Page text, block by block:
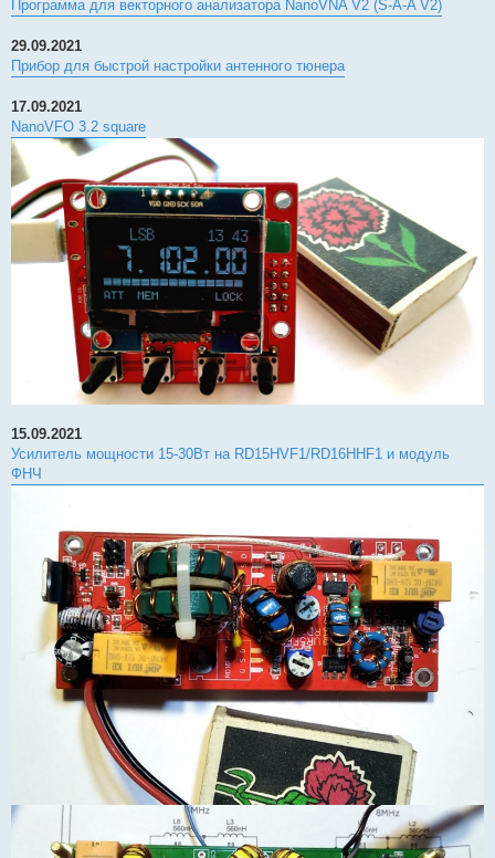
Программа для векторного анализатора NanoVNA V2 (S-A-A V2)
29.09.2021
Прибор для быстрой настройки антенного тюнера
17.09.2021
NanoVFO 3.2 square
15.09.2021
Усилитель мощности 15-30Вт на RD15HVF1/RD16HHF1 и модуль
ФНЧ